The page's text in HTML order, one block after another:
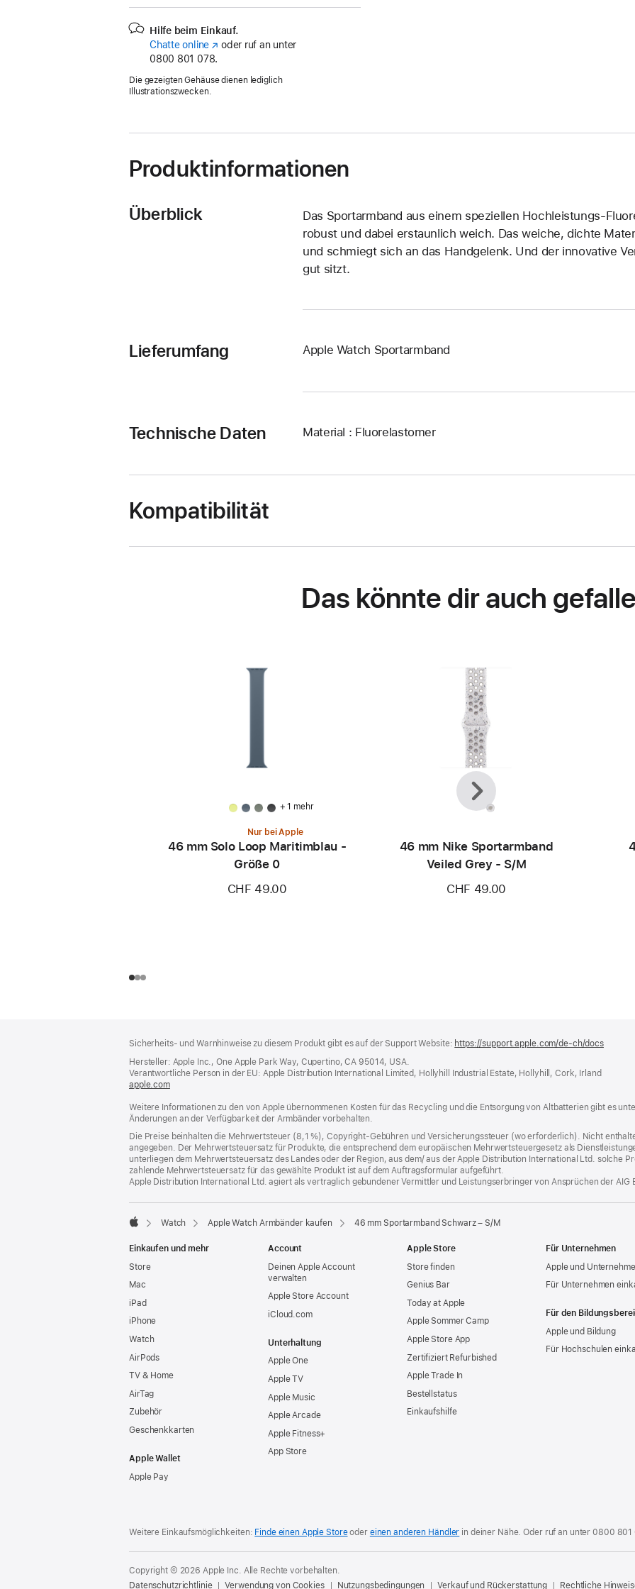
Hilfe beim Einkauf.
Chatte online (Öffnet
ein
Fenster)
oder ruf an unter
0800 801 078.
Die gezeigten Gehäuse dienen lediglich
Illustrationszwecken.
Produktinformationen
Überblick
Das Sportarmband aus einem speziellen Hochleistungs-
robust und dabei erstaunlich weich. Das weiche, dichte
und schmiegt sich an das Handgelenk. Und der innovative
gut sitzt.
Lieferumfang Apple Watch Sportarmband
Technische Daten Material : Fluorelastomer
Kompatibilität
Das könnte dir auch
+ 1 mehr
Nur bei Apple
46 mm Solo Loop Maritimblau -
Größe 0
CHF 49.00
46 mm Nike Sportarmband
Veiled Grey - S/M
CHF 49.00
Zurück
Weiter
Sicherheits- und Warnhinweise zu diesem Produkt gibt es auf der Support Website: https://support.apple.com/de-ch/docs(öffnet
Hersteller: Apple Inc., One Apple Park Way, Cupertino, CA 95014, USA.
Verantwortliche Person in der EU: Apple Distribution International Limited, Hollyhill Industrial Estate, Hollyhill, Cork, Irland
apple.com(öffnet
neues
Fenster)
Weitere Informationen zu den von Apple übernommenen Kosten für das Recycling und die Entsorgung von Altbatterien gibt es
Änderungen an der Verfügbarkeit der Armbänder vorbehalten.
Die Preise beinhalten die Mehrwertsteuer (8,1 %), Copyright-Gebühren und Versicherungssteuer (wo erforderlich). Nicht
angegeben. Der Mehrwertsteuersatz für Produkte, die entsprechend dem europäischen Mehrwertsteuergesetz als
unterliegen dem Mehrwertsteuersatz des Landes oder der Region, aus dem/ aus der Apple Distribution International Ltd. solche
zahlende Mehrwertsteuersatz für das gewählte Produkt ist auf dem Auftragsformular aufgeführt.
Apple Distribution International Ltd. agiert als vertraglich gebundener Vermittler und Leistungserbringer von Ansprüchen der AIG
Watch Apple Watch Armbänder kaufen 46 mm Sportarmband Schwarz – S/M
Einkaufen und mehr
Store
Mac
iPad
iPhone
Watch
AirPods
TV & Home
AirTag
Zubehör
Geschenkkarten
Apple Wallet
Apple Pay
Account
Deinen Apple Account
verwalten
Apple Store Account
iCloud.com
Unterhaltung
Apple One
Apple TV
Apple Music
Apple Arcade
Apple Fitness+
App Store
Apple Store
Store finden
Genius Bar
Today at Apple
Apple Sommer Camp
Apple Store App
Zertifiziert Refurbished
Apple Trade In
Bestellstatus
Einkaufshilfe
Für Unternehmen
Apple und
Für Unternehmen
Für den
Apple und Bildung
Für Hochschulen
Weitere Einkaufsmöglichkeiten: Finde einen Apple Storeoder einen anderen Händler in deiner Nähe. Oder ruf an unter0800 801
Copyright © 2026 Apple Inc. Alle Rechte vorbehalten.
Datenschutzrichtlinie
Verwendung von Cookies Nutzungsbedingungen Verkauf und Rückerstattung Rechtliche